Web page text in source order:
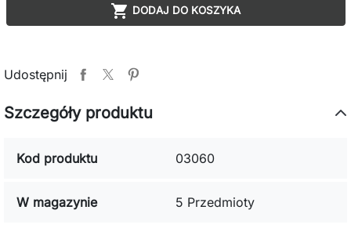
 DODAJ DO KOSZYKA
Udostępnij
Szczegóły produktu
Kod produktu 03060
W magazynie 5 Przedmioty